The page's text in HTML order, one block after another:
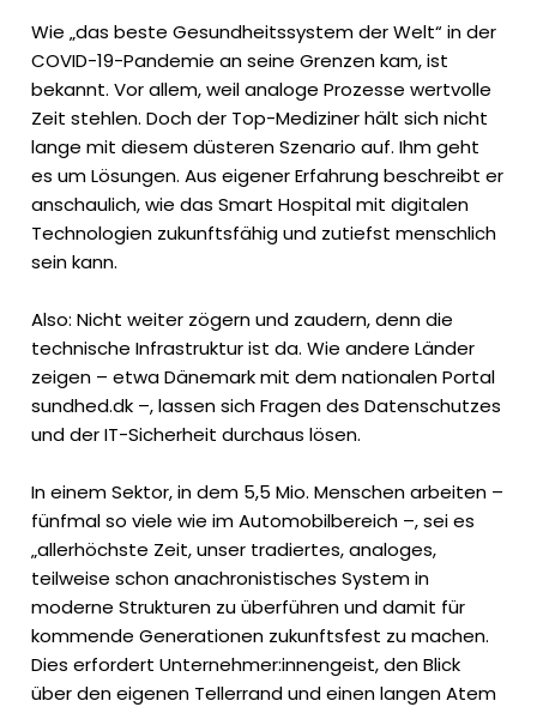
Wie „das beste Gesundheitssystem der Welt“ in der
COVID-19-Pandemie an seine Grenzen kam, ist
bekannt. Vor allem, weil analoge Prozesse wertvolle
Zeit stehlen. Doch der Top-Mediziner hält sich nicht
lange mit diesem düsteren Szenario auf. Ihm geht
es um Lösungen. Aus eigener Erfahrung beschreibt er
anschaulich, wie das Smart Hospital mit digitalen
Technologien zukunftsfähig und zutiefst menschlich
sein kann.
Also: Nicht weiter zögern und zaudern, denn die
technische Infrastruktur ist da. Wie andere Länder
zeigen – etwa Dänemark mit dem nationalen Portal
sundhed.dk –, lassen sich Fragen des Datenschutzes
und der IT-Sicherheit durchaus lösen.
In einem Sektor, in dem 5,5 Mio. Menschen arbeiten –
fünfmal so viele wie im Automobilbereich –, sei es
„allerhöchste Zeit, unser tradiertes, analoges,
teilweise schon anachronistisches System in
moderne Strukturen zu überführen und damit für
kommende Generationen zukunftsfest zu machen.
Dies erfordert Unternehmer:innengeist, den Blick
über den eigenen Tellerrand und einen langen Atem